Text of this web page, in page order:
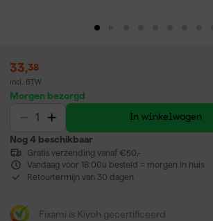
33,38
incl. BTW
Morgen bezorgd
In winkelwagen
Nog 4 beschikbaar
Gratis verzending vanaf €50,-
Vandaag voor 18:00u besteld = morgen in huis
Retourtermijn van 30 dagen
Fixami is Kiyoh gecertificeerd